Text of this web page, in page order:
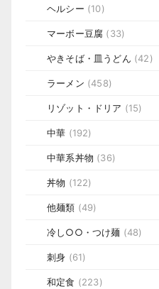
ヘルシー (10)
マーボー豆腐 (33)
やきそば・皿うどん (42)
ラーメン (458)
リゾット・ドリア (15)
中華 (192)
中華系丼物 (36)
丼物 (122)
他麺類 (49)
冷し○○・つけ麺 (48)
刺身 (61)
和定食 (223)